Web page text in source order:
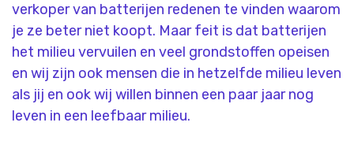
verkoper van batterijen redenen te vinden waarom
je ze beter niet koopt. Maar feit is dat batterijen
het milieu vervuilen en veel grondstoffen opeisen
en wij zijn ook mensen die in hetzelfde milieu leven
als jij en ook wij willen binnen een paar jaar nog
leven in een leefbaar milieu.